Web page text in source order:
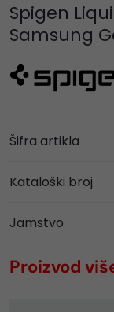
Spigen
Samsung
Šifra artikla
Kataloški broj
Jamstvo
Proizvod